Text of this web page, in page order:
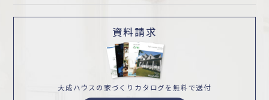
資料請求
大成ハウスの家づくり カタログを無料で送付